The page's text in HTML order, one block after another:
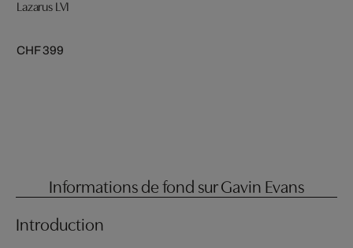
Lazarus LVI
CHF 399
Informations de fond sur Gavin Evans
Introduction